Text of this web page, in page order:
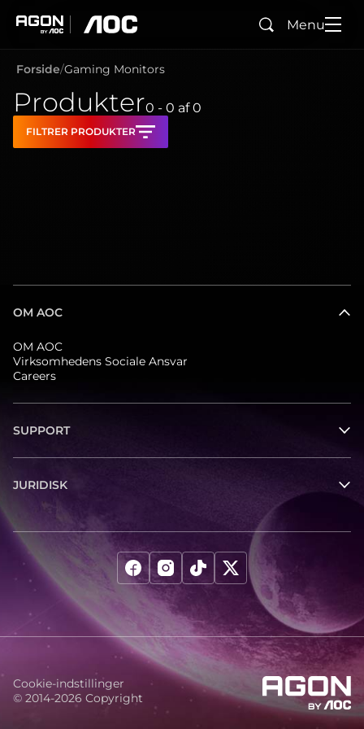
Søg Menu
Forside Gaming Monitors
Produkter0 - 0 af 0
FILTRER PRODUKTER
OM AOC
OM AOC
Virksomhedens Sociale Ansvar
Careers
SUPPORT
JURIDISK
© 2014-2026 Copyright
Cookie-indstillinger
agon